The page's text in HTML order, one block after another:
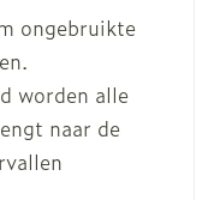
(15°C -
ongebruikte
worden alle
naar de